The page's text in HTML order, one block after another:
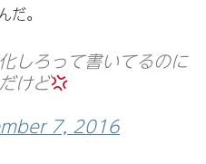
。
しろって書いてるのに
けど
7, 2016